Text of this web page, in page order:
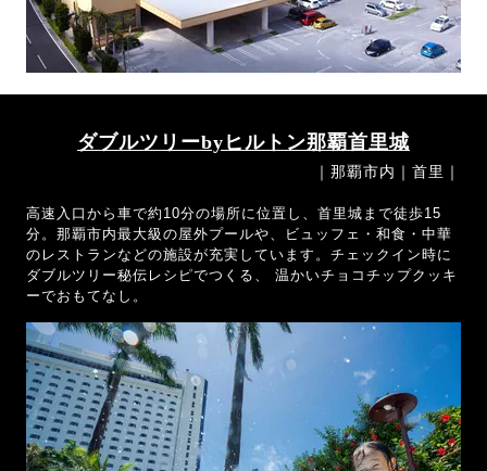
ダブルツリーbyヒルトン那覇首里城
｜那覇市内｜首里｜
高速入口から車で約10分の場所に位置し、首里城まで徒歩15
分。那覇市内最大級の屋外プールや、ビュッフェ・和食・中華
のレストランなどの施設が充実しています。チェックイン時に
ダブルツリー秘伝レシピでつくる、 温かいチョコチップクッキ
ーでおもてなし。